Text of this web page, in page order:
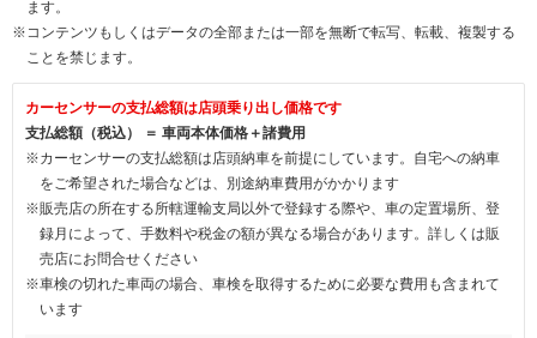
ます。
※コンテンツもしくはデータの全部または一部を無断で転写、転載、複製する
ことを禁じます。
カーセンサーの支払総額は店頭乗り出し価格です
支払総額（税込） ＝ 車両本体価格＋諸費用
※カーセンサーの支払総額は店頭納車を前提にしています。自宅への納車
をご希望された場合などは、別途納車費用がかかります
※販売店の所在する所轄運輸支局以外で登録する際や、車の定置場所、登
録月によって、手数料や税金の額が異なる場合があります。詳しくは販
売店にお問合せください
※車検の切れた車両の場合、車検を取得するために必要な費用も含まれて
います